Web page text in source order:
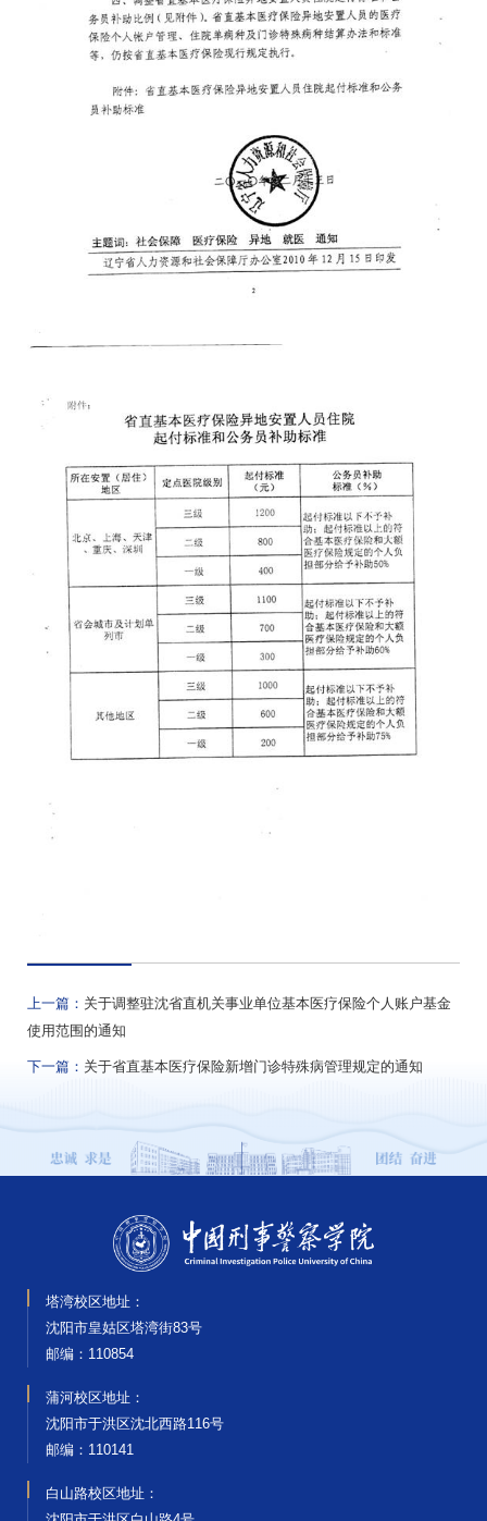
上一篇： 关于调整驻沈省直机关事业单位基本医疗保险个人账户基金
使用范围的通知
下一篇： 关于省直基本医疗保险新增门诊特殊病管理规定的通知
塔湾校区地址：
沈阳市皇姑区塔湾街83号
邮编‌：110854
蒲河校区地址：
沈阳市于洪区沈北西路116号
邮编‌：110141
白山路校区地址：